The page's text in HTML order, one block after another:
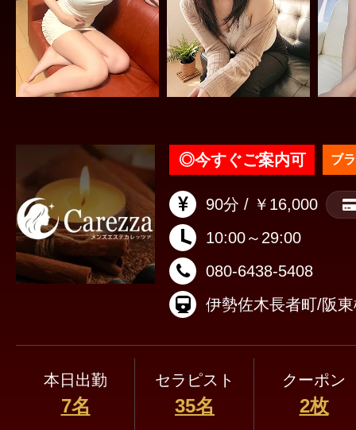
◎今すぐご案内可 ブ
90分 / ￥16,000
10:00～29:00
080-6438-5408
本日出勤
7名
セラピスト
35名
クーポン
2枚